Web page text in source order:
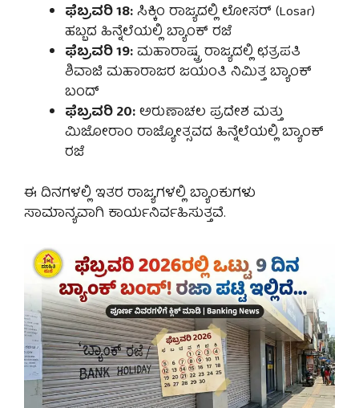
ಫೆಬ್ರವರಿ 18:ಸಿಕ್ಕಿಂ ರಾಜ್ಯದಲ್ಲಿ ಲೋಸರ್ (Losar)
ಹಬ್ಬದ ಹಿನ್ನೆಲೆಯಲ್ಲಿ ಬ್ಯಾಂಕ್ ರಜೆ
ಫೆಬ್ರವರಿ 19:ಮಹಾರಾಷ್ಟ್ರ ರಾಜ್ಯದಲ್ಲಿ ಛತ್ರಪತಿ
ಶಿವಾಜಿ ಮಹಾರಾಜರ ಜಯಂತಿ ನಿಮಿತ್ತ ಬ್ಯಾಂಕ್
ಬಂದ್
ಫೆಬ್ರವರಿ 20:ಅರುಣಾಚಲ ಪ್ರದೇಶ ಮತ್ತು
ಮಿಜೋರಾಂ ರಾಜ್ಯೋತ್ಸವದ ಹಿನ್ನೆಲೆಯಲ್ಲಿ ಬ್ಯಾಂಕ್
ರಜೆ
ಈ ದಿನಗಳಲ್ಲಿ ಇತರ ರಾಜ್ಯಗಳಲ್ಲಿ ಬ್ಯಾಂಕುಗಳು
ಸಾಮಾನ್ಯವಾಗಿ ಕಾರ್ಯನಿರ್ವಹಿಸುತ್ತವೆ.